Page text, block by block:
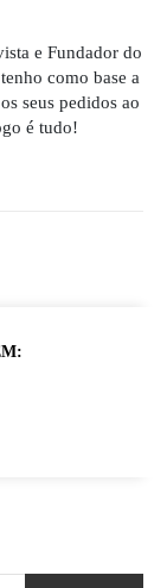
e Fundador do
como base a
seus pedidos ao
é tudo!